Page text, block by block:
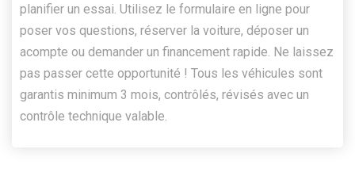
planifier un essai. Utilisez le formulaire en ligne pour
poser vos questions, réserver la voiture, déposer un
acompte ou demander un financement rapide. Ne laissez
pas passer cette opportunité ! Tous les véhicules sont
garantis minimum 3 mois, contrôlés, révisés avec un
contrôle technique valable.